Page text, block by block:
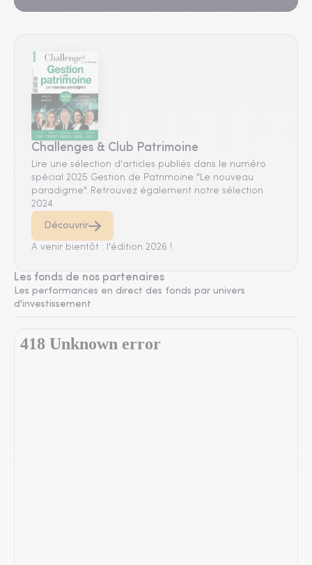
Challenges & Club Patrimoine
Lire une sélection d'articles publiés dans le numéro
spécial 2025 Gestion de Patrimoine "Le nouveau
paradigme". Retrouvez également notre sélection
2024.
Découvrir
A venir bientôt : l'édition 2026 !
Les fonds de nos partenaires
Les performances en direct des fonds par univers
d'investissement